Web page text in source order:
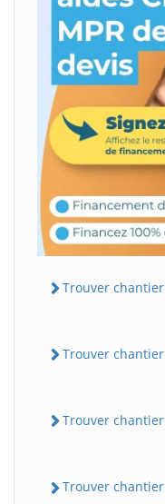
Trouver
Trouver chantier
Trouver chantier
Trouver chantier